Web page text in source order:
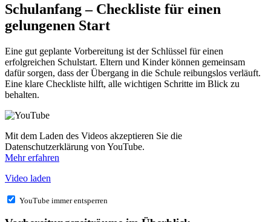
Schulanfang – Checkliste für einen
gelungenen Start
Eine gut geplante Vorbereitung ist der Schlüssel für einen
erfolgreichen Schulstart. Eltern und Kinder können gemeinsam
dafür sorgen, dass der Übergang in die Schule reibungslos verläuft.
Eine klare Checkliste hilft, alle wichtigen Schritte im Blick zu
behalten.
Mit dem Laden des Videos akzeptieren Sie die
Datenschutzerklärung von YouTube.
Mehr erfahren
Video laden
YouTube immer entsperren